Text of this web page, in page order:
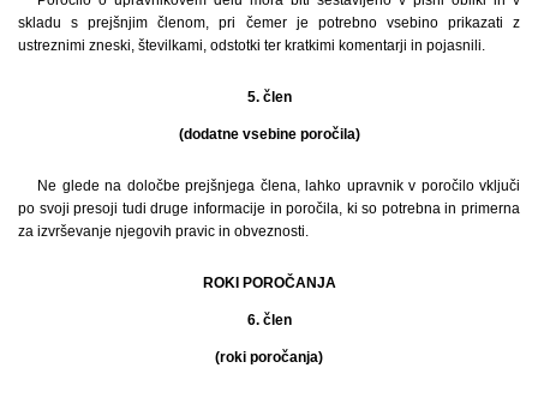
skladu s prejšnjim členom, pri čemer je potrebno vsebino prikazati z
ustreznimi zneski, številkami, odstotki ter kratkimi komentarji in pojasnili.
5. člen
(dodatne vsebine poročila)
Ne glede na določbe prejšnjega člena, lahko upravnik v poročilo vključi
po svoji presoji tudi druge informacije in poročila, ki so potrebna in primerna
za izvrševanje njegovih pravic in obveznosti.
ROKI POROČANJA
6. člen
(roki poročanja)